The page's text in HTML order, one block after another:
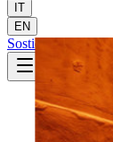
IT
EN
Sostieni Sostieni
ELEUSI APS